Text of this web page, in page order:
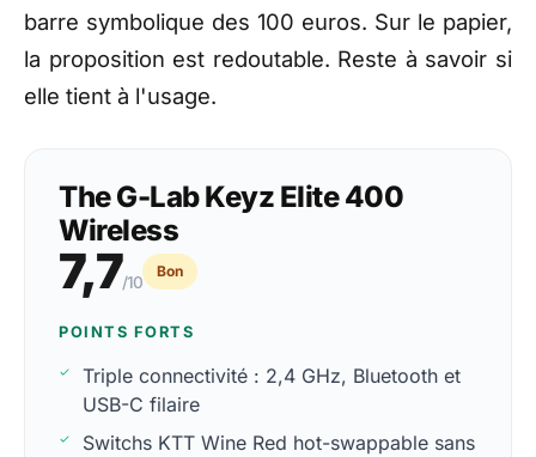
barre symbolique des 100 euros. Sur le papier,
la proposition est redoutable. Reste à savoir si
elle tient à l'usage.
The G-Lab Keyz Elite 400
Wireless
7,7/10
Bon
POINTS FORTS
Triple connectivité : 2,4 GHz, Bluetooth et
USB-C filaire
Switchs KTT Wine Red hot-swappable sans